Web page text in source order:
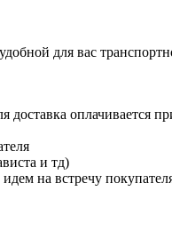
для вас
оплачивается
и тд)
на встречу